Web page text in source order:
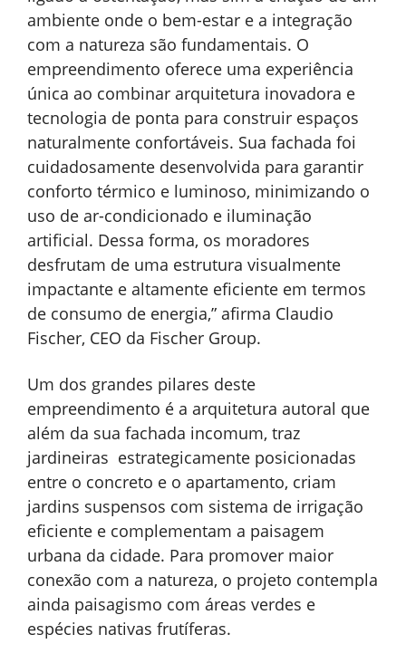
ambiente onde o bem-estar e a integração
com a natureza são fundamentais. O
empreendimento oferece uma experiência
única ao combinar arquitetura inovadora e
tecnologia de ponta para construir espaços
naturalmente confortáveis. Sua fachada foi
cuidadosamente desenvolvida para garantir
conforto térmico e luminoso, minimizando o
uso de ar-condicionado e iluminação
artificial. Dessa forma, os moradores
desfrutam de uma estrutura visualmente
impactante e altamente eficiente em termos
de consumo de energia,” afirma Claudio
Fischer, CEO da Fischer Group.
Um dos grandes pilares deste
empreendimento é a arquitetura autoral que
além da sua fachada incomum, traz
jardineiras estrategicamente posicionadas
entre o concreto e o apartamento, criam
jardins suspensos com sistema de irrigação
eficiente e complementam a paisagem
urbana da cidade. Para promover maior
conexão com a natureza, o projeto contempla
ainda paisagismo com áreas verdes e
espécies nativas frutíferas.